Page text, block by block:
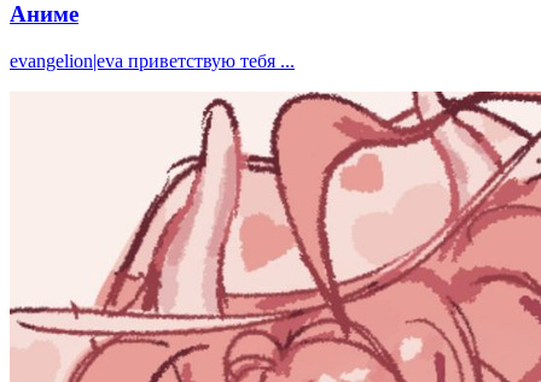
Аниме
evangelion|eva приветствую тебя ...